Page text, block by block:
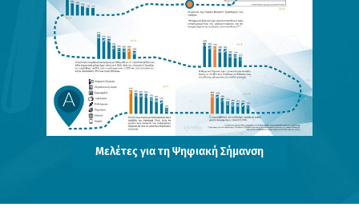
Μελέτες για τη Ψηφιακή Σήμανση